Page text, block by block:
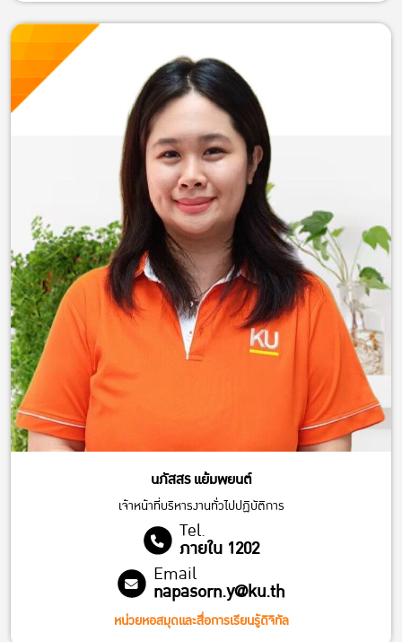
นภัสสร แย้มพยนต์
เจ้าหน้าที่บริหารงานทั่วไปปฏิบัติการ
Tel.
ภายใน 1202
Email
napasorn.y@ku.th
หน่วยหอสมุดและสื่อการเรียนรู้ดิจิทัล